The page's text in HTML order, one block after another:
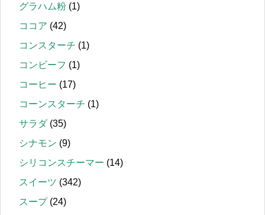
グラハム粉 (1)
ココア (42)
コンスターチ (1)
コンビーフ (1)
コーヒー (17)
コーンスターチ (1)
サラダ(35)
シナモン (9)
シリコンスチーマー (14)
スイーツ (342)
スープ(24)